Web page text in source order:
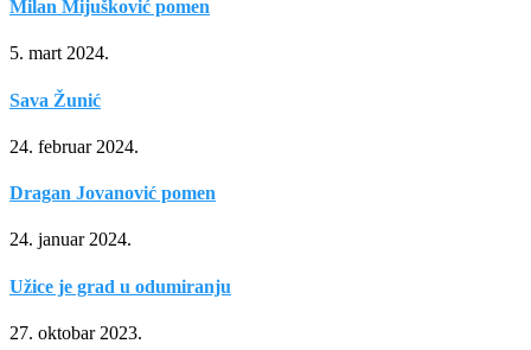
Milan Mijušković pomen
5. mart 2024.
Sava Žunić
24. februar 2024.
Dragan Jovanović pomen
24. januar 2024.
Užice je grad u odumiranju
27. oktobar 2023.